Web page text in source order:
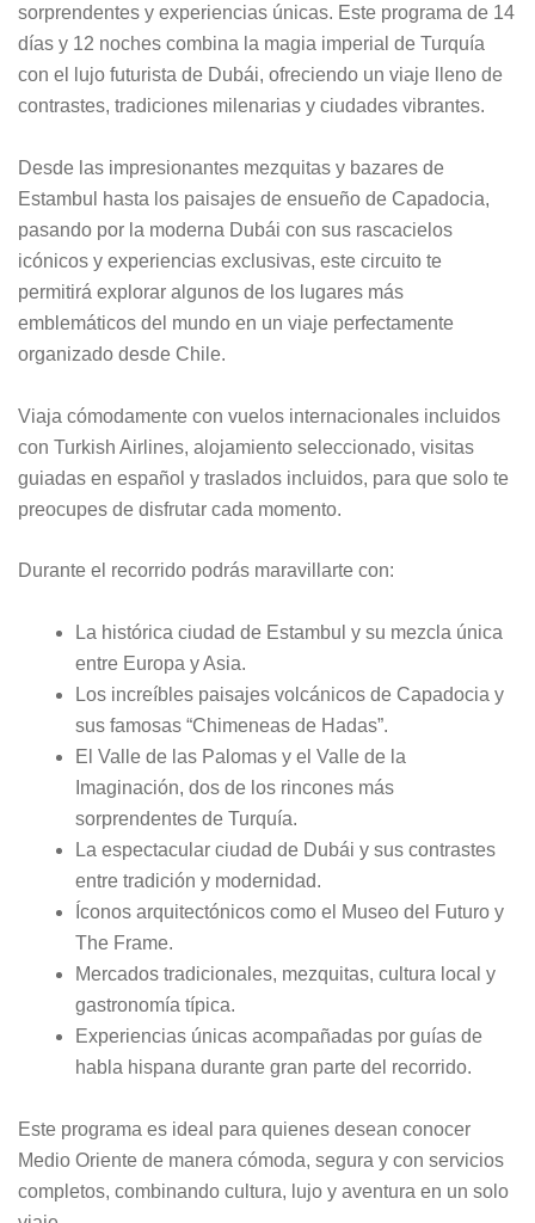
sorprendentes y experiencias únicas. Este programa de 14
días y 12 noches combina la magia imperial de Turquía
con el lujo futurista de Dubái, ofreciendo un viaje lleno de
contrastes, tradiciones milenarias y ciudades vibrantes.
Desde las impresionantes mezquitas y bazares de
Estambul hasta los paisajes de ensueño de Capadocia,
pasando por la moderna Dubái con sus rascacielos
icónicos y experiencias exclusivas, este circuito te
permitirá explorar algunos de los lugares más
emblemáticos del mundo en un viaje perfectamente
organizado desde Chile.
Viaja cómodamente con vuelos internacionales incluidos
con Turkish Airlines, alojamiento seleccionado, visitas
guiadas en español y traslados incluidos, para que solo te
preocupes de disfrutar cada momento.
Durante el recorrido podrás maravillarte con:
La histórica ciudad de Estambul y su mezcla única
entre Europa y Asia.
Los increíbles paisajes volcánicos de Capadocia y
sus famosas “Chimeneas de Hadas”.
El Valle de las Palomas y el Valle de la
Imaginación, dos de los rincones más
sorprendentes de Turquía.
La espectacular ciudad de Dubái y sus contrastes
entre tradición y modernidad.
Íconos arquitectónicos como el Museo del Futuro y
The Frame.
Mercados tradicionales, mezquitas, cultura local y
gastronomía típica.
Experiencias únicas acompañadas por guías de
habla hispana durante gran parte del recorrido.
Este programa es ideal para quienes desean conocer
Medio Oriente de manera cómoda, segura y con servicios
completos, combinando cultura, lujo y aventura en un solo